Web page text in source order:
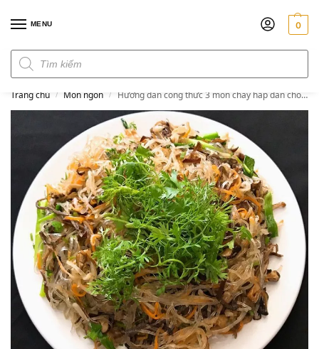
MENU 0
Trang chủ / Món ngon / Hướng dẫn công thức 3 món chay hấp dẫn cho Lễ Vu Lan